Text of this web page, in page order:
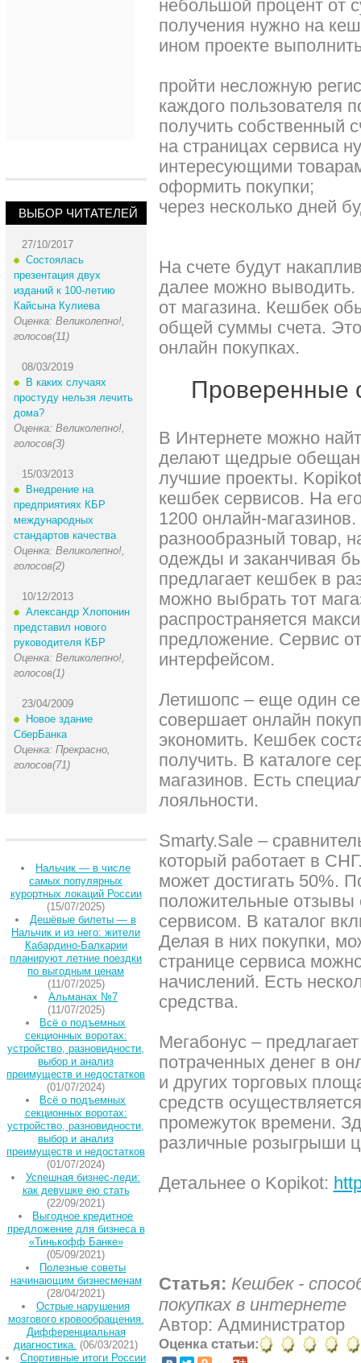
ВЫБОР ЧИТАТЕЛЕЙ
27/10/2017
Состоялась
презентация двух
изданий к 100-летию
Кайсына Кулиева
Оценка: Великолепно!,
голосов(11)
08/03/2019
В каких случаях
простуду нельзя лечить
дома?
Оценка: Великолепно!,
голосов(3)
15/03/2013
Внедрение на
предприятиях КБР
международных
стандартов качества
Оценка: Великолепно!,
голосов(2)
10/12/2013
Александр Хлопонин
представил нового
руководителя КБР
Оценка: Великолепно!,
голосов(1)
23/04/2009
Новое здание
СберБанка
Оценка: Прекрасно,
голосов(71)
Нальчик — в числе
самых популярных
курортных локаций России
(15/07/2025)
Дешёвые билеты — в
Нальчик и из него: жители
Кабардино-Балкарии
планируют летние поездки
по выгодным ценам
(11/07/2025)
Альманах №7
(11/07/2025)
Всё о подъемных
секционных воротах:
устройство, разновидности,
выбор и анализ
преимуществ и недостатков
(01/07/2024)
Всё о подъемных
секционных воротах:
устройство, разновидности,
выбор и анализ
преимуществ и недостатков
(01/07/2024)
Успешная бизнес-леди:
как девушке ею стать
(22/09/2021)
Выгодное кредитное
предложение для бизнеса в
«Тинькофф Банке»
(05/09/2021)
Полезные советы
начинающим бизнесменам
(28/04/2021)
Острые нарушения
мозгового кровообращения.
Дифференциальная
диагностика. (06/03/2021)
Спортивные итоги России
небольшой процент от
получения нужно на
ином проекте
пройти несложную
каждого пользователя
получить собственный
на страницах сервиса
интересующими
оформить покупки;
через несколько дней
На счете будут
далее можно выводить.
от магазина. Кешбек
общей суммы счета.
онлайн покупках.
Проверенные
В Интернете можно
делают щедрые
лучшие проекты.
кешбек сервисов. На
1200 онлайн-
разнообразный товар,
одежды и заканчивая
предлагает кешбек в
можно выбрать тот
распространяется
предложение. Сервис
интерфейсом.
Летишопс – еще один
совершает онлайн
экономить. Кешбек
получить. В каталоге
магазинов. Есть
лояльности.
Smarty.Sale –
который работает в
может достигать 50%.
положительные отзывы
сервисом. В каталог
Делая в них покупки,
странице сервиса
начислений. Есть
средства.
Мегабонус –
потраченных денег в
и других торговых
средств
промежуток времени.
различные розыгрыши
Детальнее о Kopikot:
Статья: Кешбек -
покупках в интернете
Автор: Администратор
Оценка статьи: